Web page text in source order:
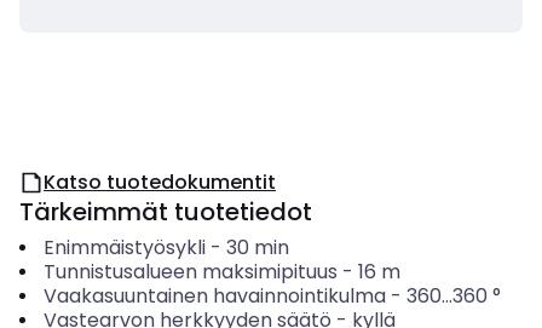
Katso tuotedokumentit
Tärkeimmät tuotetiedot
Enimmäistyösykli- 30 min
Tunnistusalueen maksimipituus - 16 m
Vaakasuuntainen havainnointikulma- 360...360 °
Vastearvon herkkyyden säätö - kyllä